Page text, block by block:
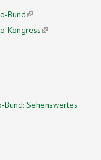
Bund(link is
external)
Kongress(link is
is external)
external)
Bund: Sehenswertes